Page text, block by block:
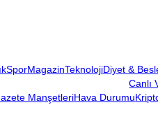
SporMagazinTeknolojiDiyet &
Canlı
ManşetleriHava Durumu